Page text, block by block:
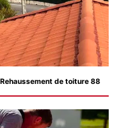
Rehaussement de toiture 88